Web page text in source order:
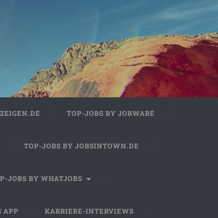
TOP-JOBS BY JOBWARE
TOP-JOBS BY JOBSINTOWN.DE
JOBS BY WHATJOBS
APP KARRIERE-INTERVIEWS